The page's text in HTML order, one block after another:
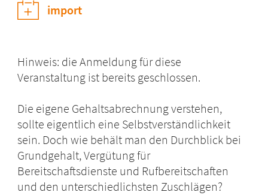
import
Hinweis: die Anmeldung für diese
Veranstaltung ist bereits geschlossen.
Die eigene Gehaltsabrechnung verstehen,
sollte eigentlich eine Selbstverständlichkeit
sein. Doch wie behält man den Durchblick bei
Grundgehalt, Vergütung für
Bereitschaftsdienste und Rufbereitschaften
und den unterschiedlichsten Zuschlägen?